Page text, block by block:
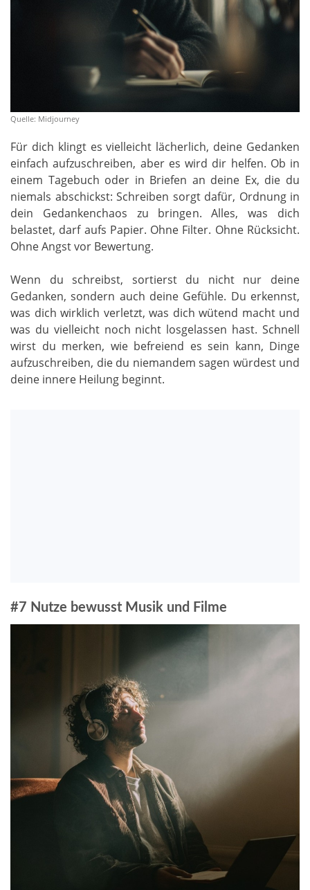
Quelle: Midjourney
Für dich klingt es vielleicht lächerlich, deine Gedanken
einfach aufzuschreiben, aber es wird dir helfen. Ob in
einem Tagebuch oder in Briefen an deine Ex, die du
niemals abschickst: Schreiben sorgt dafür, Ordnung in
dein Gedankenchaos zu bringen. Alles, was dich
belastet, darf aufs Papier. Ohne Filter. Ohne Rücksicht.
Ohne Angst vor Bewertung.
Wenn du schreibst, sortierst du nicht nur deine
Gedanken, sondern auch deine Gefühle. Du erkennst,
was dich wirklich verletzt, was dich wütend macht und
was du vielleicht noch nicht losgelassen hast. Schnell
wirst du merken, wie befreiend es sein kann, Dinge
aufzuschreiben, die du niemandem sagen würdest und
deine innere Heilung beginnt.
#7 Nutze bewusst Musik und Filme